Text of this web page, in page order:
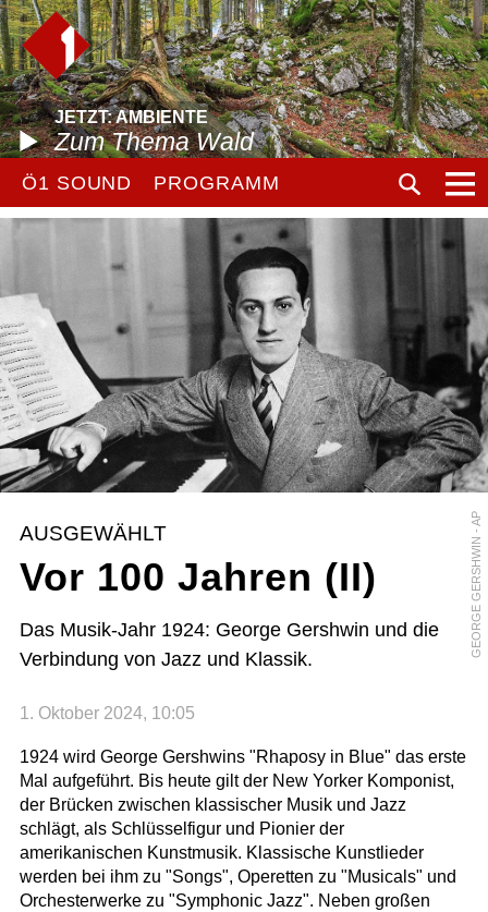
JETZT: AMBIENTE
Zum Thema Wald
Ö1 SOUND PROGRAMM
GEORGE GERSHWIN - AP
AUSGEWÄHLT
Vor 100 Jahren (II)
Das Musik-Jahr 1924: George Gershwin und die
Verbindung von Jazz und Klassik.
1. Oktober 2024, 10:05
1924 wird George Gershwins "Rhaposy in Blue" das erste
Mal aufgeführt. Bis heute gilt der New Yorker Komponist,
der Brücken zwischen klassischer Musik und Jazz
schlägt, als Schlüsselfigur und Pionier der
amerikanischen Kunstmusik. Klassische Kunstlieder
werden bei ihm zu "Songs", Operetten zu "Musicals" und
Orchesterwerke zu "Symphonic Jazz". Neben großen